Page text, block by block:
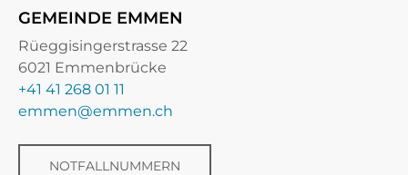
GEMEINDE EMMEN
Rüeggisingerstrasse 22
6021 Emmenbrücke
+41 41 268 01 11
emmen@emmen.ch
NOTFALLNUMMERN